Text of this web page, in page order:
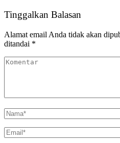
Tinggalkan Balasan
Alamat email Anda tidak akan
ditandai *